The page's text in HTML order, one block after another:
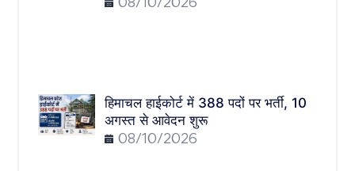
08/10/2026
हिमाचल हाईकोर्ट में 388 पदों पर भर्ती, 10
अगस्त से आवेदन शुरू
08/10/2026